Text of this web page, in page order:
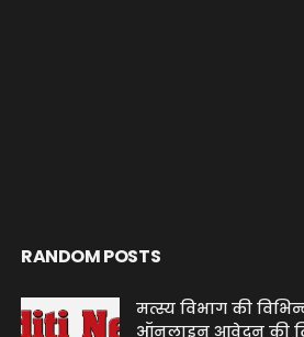
RANDOM POSTS
मत्स्य विभाग की
ऑनलाइन आवेदन की